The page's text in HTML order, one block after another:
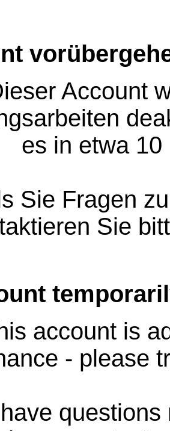
Account
es in etwa
Sie Fragen
Sie
account is
- please